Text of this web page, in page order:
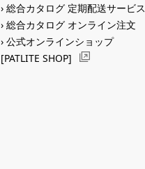
総合カタログ 定期配送サービス
総合カタログ オンライン注文
公式オンラインショップ
[PATLITE SHOP]